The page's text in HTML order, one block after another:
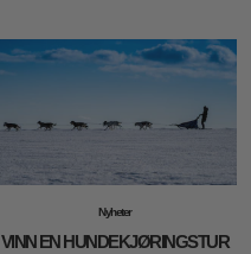
Nyheter
VINN EN HUNDEKJØRINGSTUR